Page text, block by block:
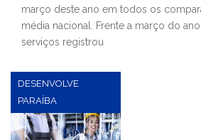
março deste ano em todos os
média nacional. Frente a março do
serviços registrou
DESENVOLVE
PARAÍBA